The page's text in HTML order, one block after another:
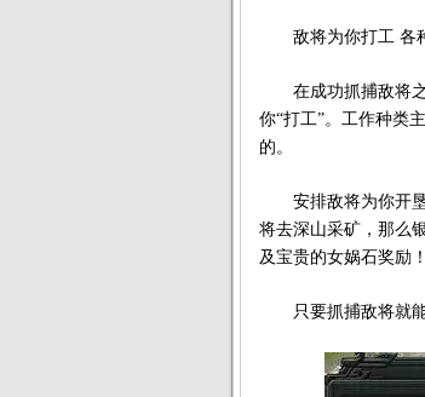
敌将为你打工 各
在成功抓捕敌将之
你“打工”。工作种类
的。
安排敌将为你开垦
将去深山采矿，那么
及宝贵的女娲石奖励！
只要抓捕敌将就能